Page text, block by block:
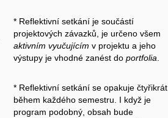
* Reflektivní setkání je součástí
projektových závazků, je určeno všem
aktivním vyučujícím v projektu a jeho
výstupy je vhodné zanést do portfolia
* Reflektivní setkání se opakuje čtyřikrát
během každého semestru. I když je
program podobný, obsah bude